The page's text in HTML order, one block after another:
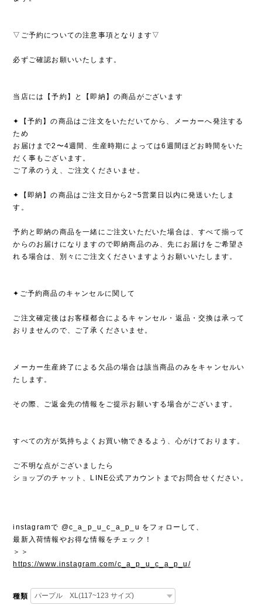
▽ご予約についての注意事項となります▽
必ずご確認お願いいたします。
当店には【予約】と【即納】の商品がございます
✦【予約】の商品はご注文をいただいてから、メーカーへ発注する
ため
お届けまで2〜4週間、生産時期によっては6週間ほどお時間をいた
だく事もございます。
ご了承のうえ、ご注文くださいませ。
✦【即納】の商品はご注文日から2~5営業日以内に発送いたしま
す。
予約と即納の商品を一緒にご注文いただいた場合は、すべて揃って
からのお届けになりますので即納商品のみ、先にお届けをご希望さ
れる場合は、別々にご注文くださいますようお願いいたします。
✦ご予約商品のキャンセルに関して
ご注文確定後はお客様都合によるキャンセル・返品・交換は承って
おりませんので、ご了承くださいませ。
メーカー生産終了による欠品の場合は該当商品のみをキャンセルい
たします。
その際、ご返金先の情報をご提示お願いする場合がございます。
すべての方が気持ちよくお買い物できるよう、心がけております。
ご不明な点がございましたら
ショップのチャット、LINE公式アカウントまでお問合せください。
instagramで @c_a_p_u_c_a_p_u をフォローして、
最新入荷情報やお得な情報をチェック！
＞＞
https://www.instagram.com/c_a_p_u_c_a_p_u/
種類